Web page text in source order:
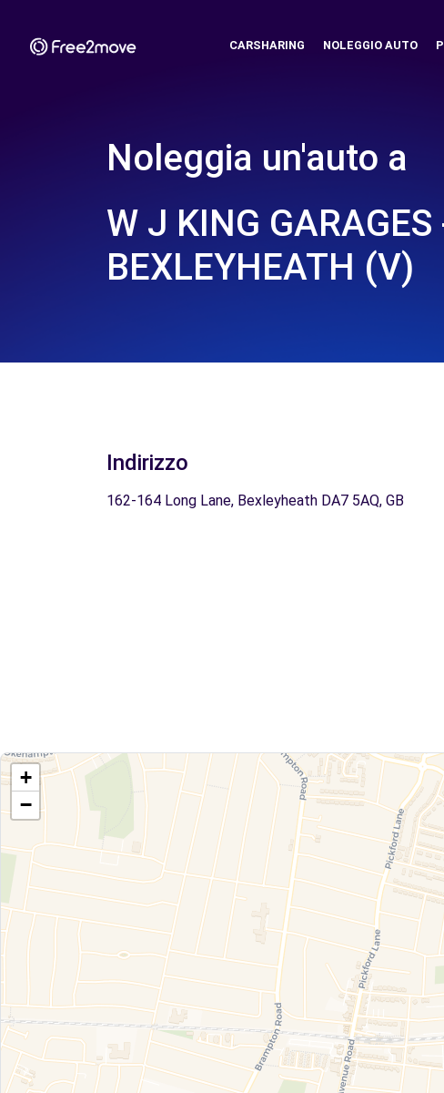
CARSHARING NOLEGGIO AUTO
Noleggia un'auto a
W J KING GARAGES
BEXLEYHEATH (V)
Indirizzo
162-164 Long Lane, Bexleyheath DA7 5AQ, GB
+
−